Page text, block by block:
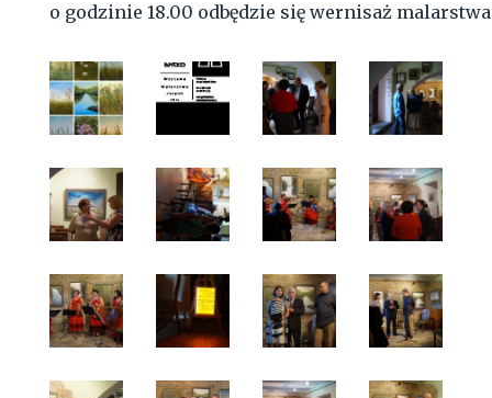
o godzinie 18.00 odbędzie się wernisaż